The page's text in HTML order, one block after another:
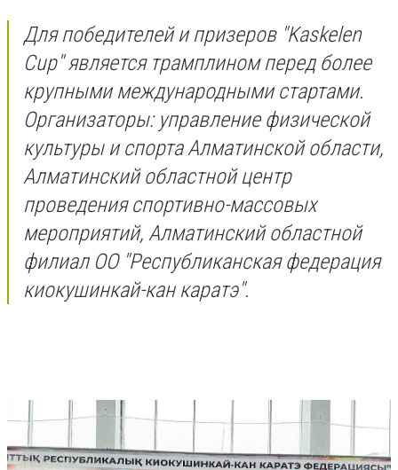
Для победителей и призеров "Kaskelen
Cup" является трамплином перед более
крупными международными стартами.
Организаторы: управление физической
культуры и спорта Алматинской области,
Алматинский областной центр
проведения спортивно-массовых
мероприятий, Алматинский областной
филиал ОО "Республиканская федерация
киокушинкай-кан каратэ".